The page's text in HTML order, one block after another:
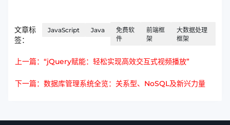
文章标
签：
JavaScript Java
免费软
件
前端框
架
大数据处理
框架
上一篇：“jQuery赋能：轻松实现高效交互式视频播放”
下一篇：数据库管理系统全览：关系型、NoSQL及新兴力量